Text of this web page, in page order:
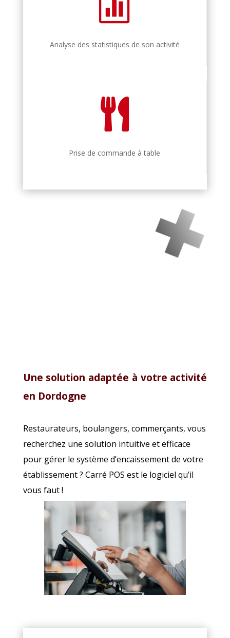
Analyse des statistiques de son activité

Prise de commande à table
Une solution adaptée à votre activité
en Dordogne
Restaurateurs, boulangers, commerçants, vous
recherchez une solution intuitive et efficace
pour gérer le système d’encaissement de votre
établissement ? Carré POS est le logiciel qu’il
vous faut !